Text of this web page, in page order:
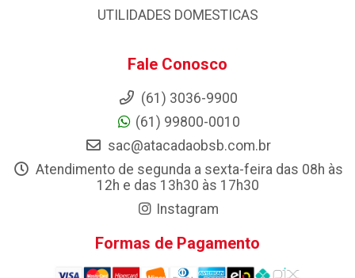
UTILIDADES DOMESTICAS
Fale Conosco
(61) 3036-9900
(61) 99800-0010
sac@atacadaobsb.com.br
Atendimento de segunda a sexta-feira das 08h às
12h e das 13h30 às 17h30
Instagram
Formas de Pagamento